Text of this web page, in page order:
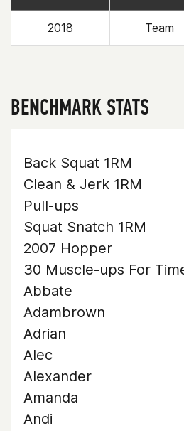
2018 Team
BENCHMARK STATS
Back Squat 1RM
Clean & Jerk 1RM
Pull-ups
Squat Snatch 1RM
2007 Hopper
30 Muscle-ups For
Abbate
Adambrown
Adrian
Alec
Alexander
Amanda
Andi